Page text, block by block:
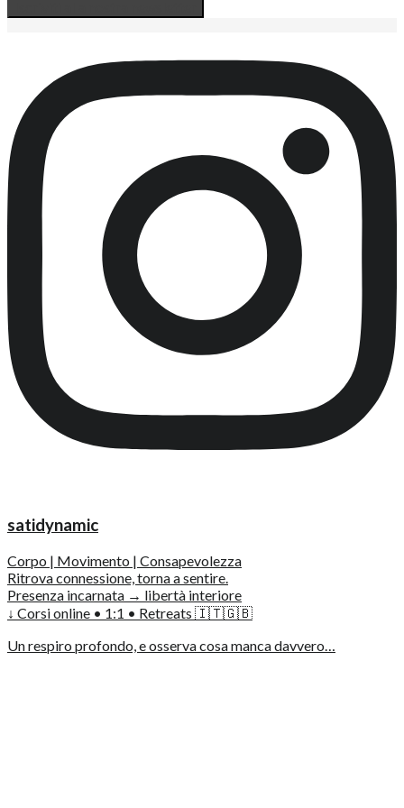
satidynamic
Corpo | Movimento | Consapevolezza
Ritrova connessione, torna a sentire.
Presenza incarnata → libertà interiore
↓ Corsi online • 1:1 • Retreats 🇮🇹🇬🇧
Un respiro profondo, e osserva cosa manca davvero…